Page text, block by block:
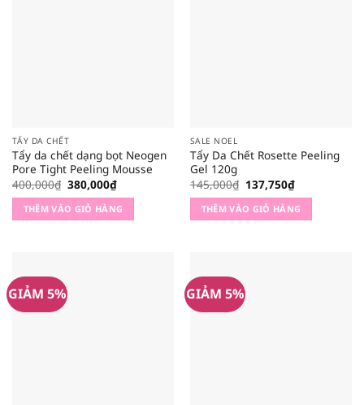
TẨY DA CHẾT
Tẩy da chết dạng bọt Neogen
Pore Tight Peeling Mousse
400,000₫ Giá
gốc
là:
400,000₫.
380,000₫Giá
hiện
tại
là:
380,000₫.
THÊM VÀO GIỎ HÀNG
SALE NOEL
Tẩy Da Chết Rosette Peeling
Gel 120g
145,000₫ Giá
gốc
là:
145,000₫.
137,750₫Giá
hiện
tại
là:
137,750₫.
THÊM VÀO GIỎ HÀNG
GIẢM 5% GIẢM 5%